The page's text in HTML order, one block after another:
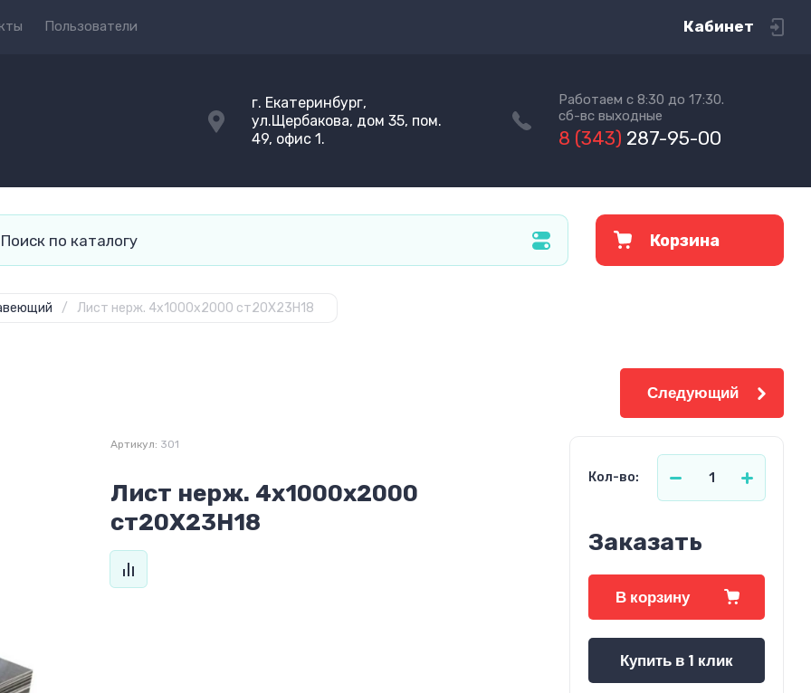
Пользователи Кабинет
г. Екатеринбург,
ул.Щербакова, дом 35, пом.
49, офис 1.
Работаем с 8:30 до 17:30.
сб-вс выходные
8 (343) 287-95-00
Корзина
/ Лист нерж. 4х1000х2000 ст20Х23Н18
Следующий
Артикул: 301
Лист нерж. 4х1000х2000
ст20Х23Н18
Кол-во:
Заказать
В корзину
Купить в 1 клик